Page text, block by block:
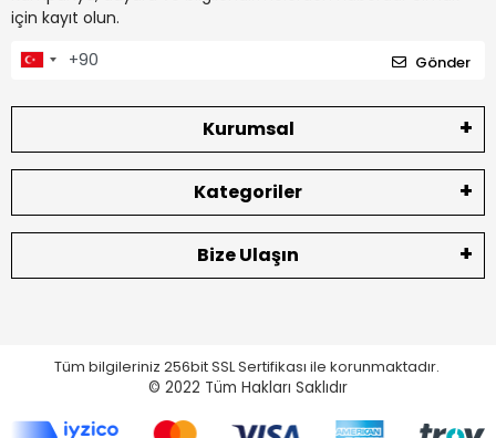
için kayıt olun.
Gönder
Kurumsal
Kategoriler
Bize Ulaşın
Tüm bilgileriniz 256bit SSL Sertifikası ile korunmaktadır.
© 2022 Tüm Hakları Saklıdır